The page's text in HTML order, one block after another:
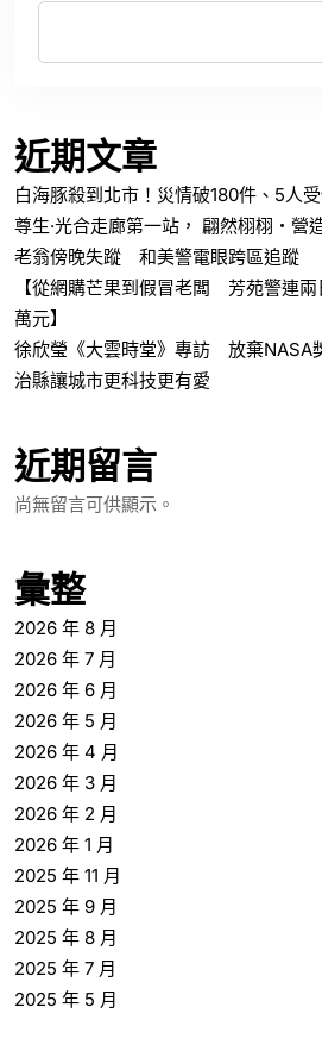
近期文章
白海豚殺到北市！災情破180件、5人
尊生·光合走廊第一站， 翩然栩栩・營
老翁傍晚失蹤 和美警電眼跨區追蹤
【從網購芒果到假冒老闆 芳苑警連
萬元】
徐欣瑩《大雲時堂》專訪 放棄
治縣讓城市更科技更有愛
近期留言
尚無留言可供顯示。
彙整
2026 年 8 月
2026 年 7 月
2026 年 6 月
2026 年 5 月
2026 年 4 月
2026 年 3 月
2026 年 2 月
2026 年 1 月
2025 年 11 月
2025 年 9 月
2025 年 8 月
2025 年 7 月
2025 年 5 月